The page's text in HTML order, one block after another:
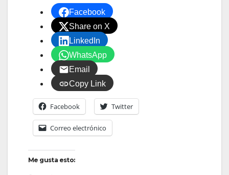
Facebook
Share on X
LinkedIn
WhatsApp
Email
Copy Link
Facebook Twitter
Correo electrónico
Me gusta esto: